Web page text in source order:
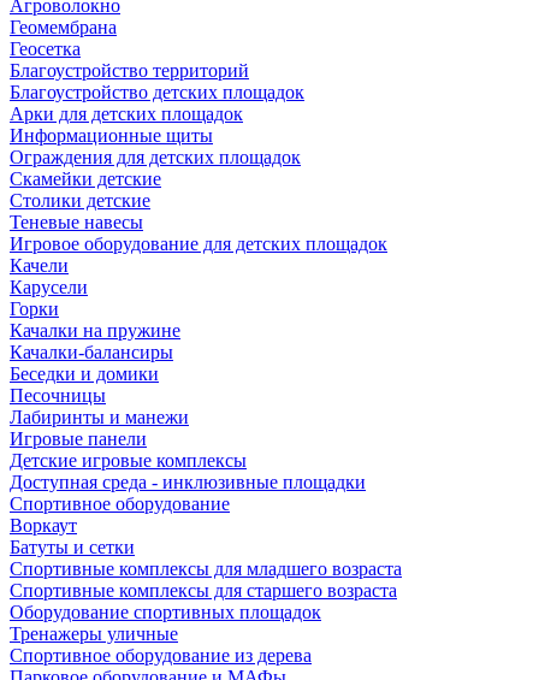
Агроволокно
Геомембрана
Геосетка
Благоустройство территорий
Благоустройство детских площадок
Арки для детских площадок
Информационные щиты
Ограждения для детских площадок
Скамейки детские
Столики детские
Теневые навесы
Игровое оборудование для детских площадок
Качели
Карусели
Горки
Качалки на пружине
Качалки-балансиры
Беседки и домики
Песочницы
Лабиринты и манежи
Игровые панели
Детские игровые комплексы
Доступная среда - инклюзивные площадки
Спортивное оборудование
Воркаут
Батуты и сетки
Спортивные комплексы для младшего возраста
Спортивные комплексы для старшего возраста
Оборудование спортивных площадок
Тренажеры уличные
Спортивное оборудование из дерева